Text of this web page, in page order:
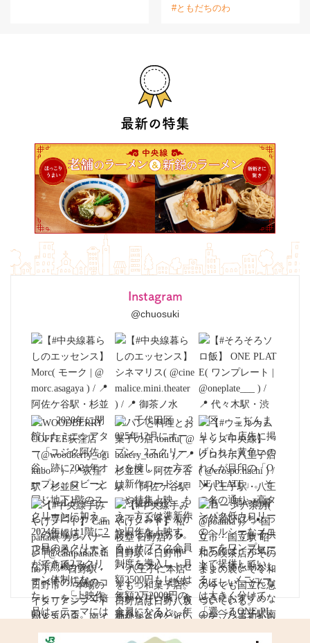
最新の特集
Instagram
@chuosuki
#ともだちのわ